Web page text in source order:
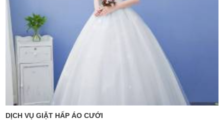
DỊCH VỤ GIẶT HẤP ÁO CƯỚI